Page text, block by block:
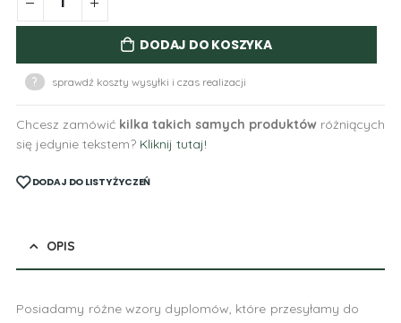
DODAJ DO KOSZYKA
? sprawdź koszty wysyłki i czas realizacji
Chcesz zamówić kilka takich samych produktówróżniących
się jedynie tekstem? Kliknij tutaj!
DODAJ DO LISTY ŻYCZEŃ
OPIS
Posiadamy różne wzory dyplomów, które przesyłamy do